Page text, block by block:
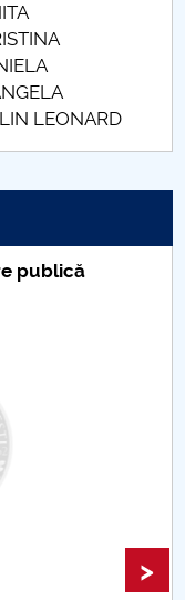
Pitești
LEONARD
– Centrul
>